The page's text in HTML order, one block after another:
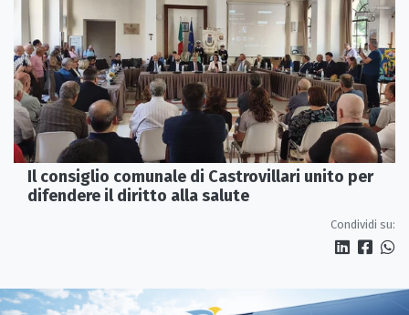
Il consiglio comunale di Castrovillari unito per
difendere il diritto alla salute
Condividi su: